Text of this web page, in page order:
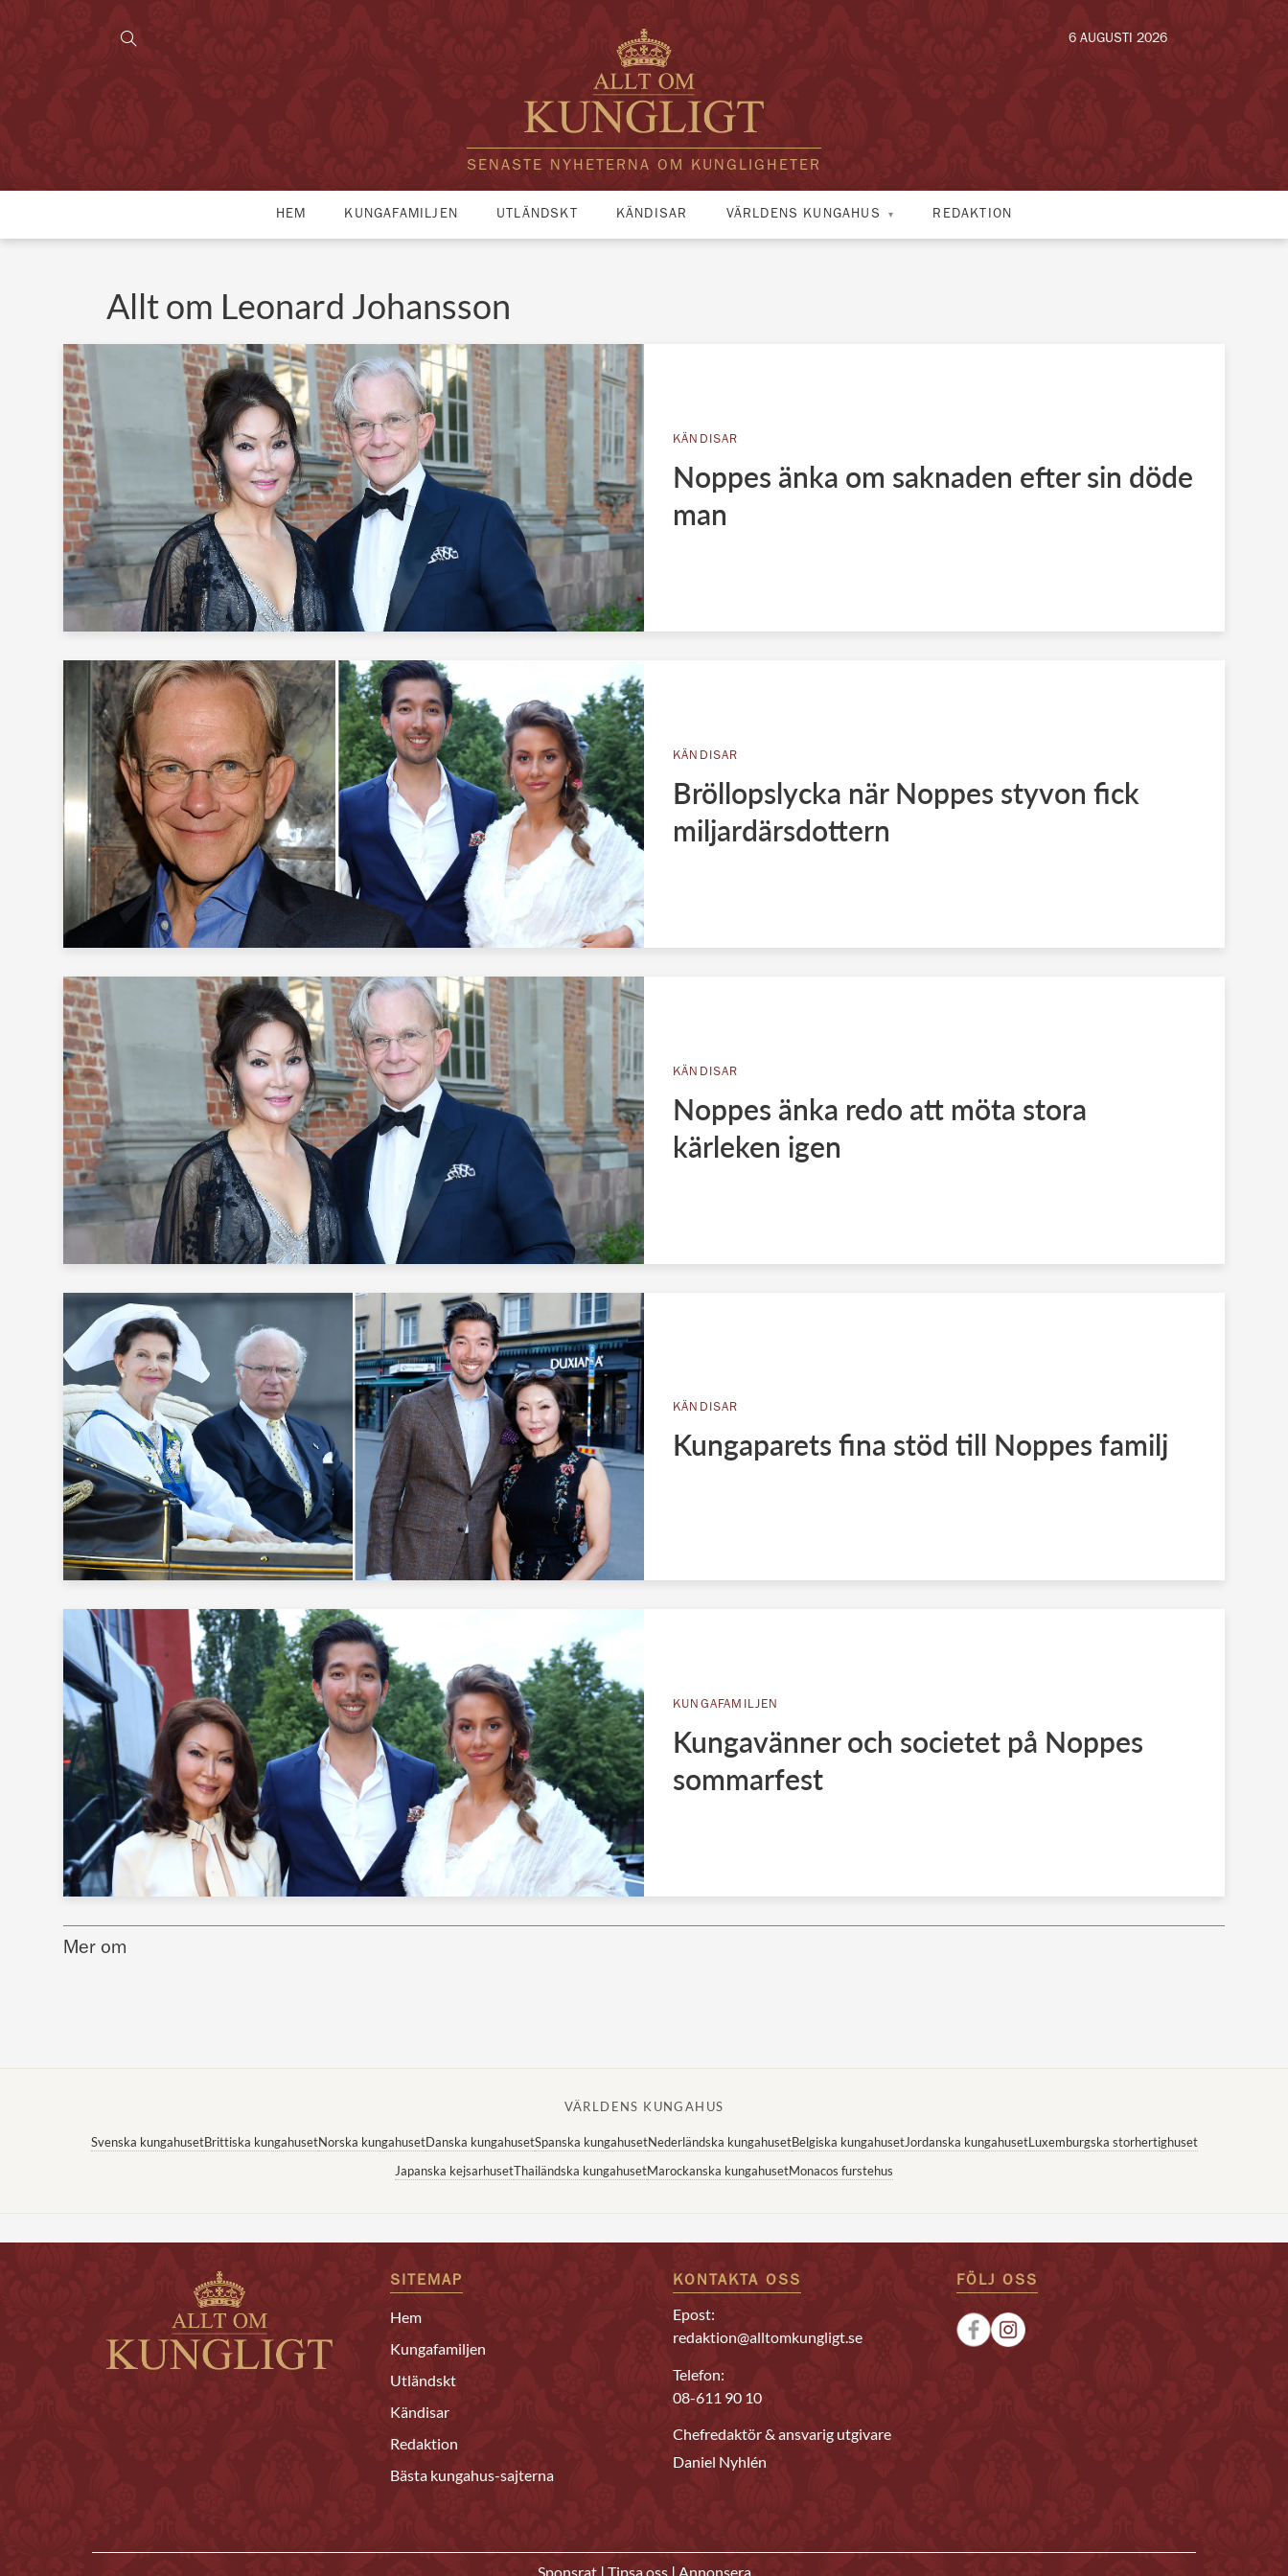
SENASTE NYHETERNA OM KUNGLIGHETER
6 AUGUSTI 2026
HEM KUNGAFAMILJEN UTLÄNDSKT KÄNDISAR VÄRLDENS KUNGAHUS REDAKTION
Allt om Leonard Johansson
KÄNDISAR
Noppes änka om saknaden efter sin döde
man
KÄNDISAR
Bröllopslycka när Noppes styvon fick
miljardärsdottern
KÄNDISAR
Noppes änka redo att möta stora
kärleken igen
KÄNDISAR
Kungaparets fina stöd till Noppes familj
KUNGAFAMILJEN
Kungavänner och societet på Noppes
sommarfest
Mer om
VÄRLDENS KUNGAHUS
Svenska kungahusetBrittiska kungahusetNorska kungahusetDanska kungahusetSpanska kungahusetNederländska kungahusetBelgiska kungahusetJordanska kungahusetLuxemburgska storhertighuset
Japanska kejsarhusetThailändska kungahusetMarockanska kungahusetMonacos furstehus
SITEMAP
Hem
Kungafamiljen
Utländskt
Kändisar
Redaktion
Bästa kungahus-sajterna
KONTAKTA OSS
Epost:
redaktion@alltomkungligt.se
Telefon:
08-611 90 10
Chefredaktör & ansvarig utgivare
Daniel Nyhlén
FÖLJ OSS
Sponsrat Tipsa oss Annonsera